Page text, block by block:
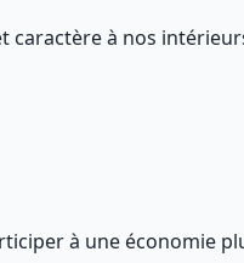
caractère à nos
à une économie